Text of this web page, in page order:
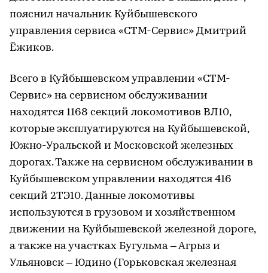
пояснил начальник Куйбышевского
управления сервиса «СТМ-Сервис» Дмитрий
Ёжиков.
Всего в Куйбышевском управлении «СТМ-
Сервис» на сервисном обслуживании
находятся 1168 секций локомотивов ВЛ10,
которые эксплуатируются на Куйбышевской,
Южно-Уральской и Московской железных
дорогах. Также на сервисном обслуживании в
Куйбышевском управлении находятся 416
секций 2ТЭ10. Данные локомотивы
используются в грузовом и хозяйственном
движении на Куйбышевской железной дороге,
а также на участках Бугульма – Агрыз и
Ульяновск – Юдино (Горьковская железная